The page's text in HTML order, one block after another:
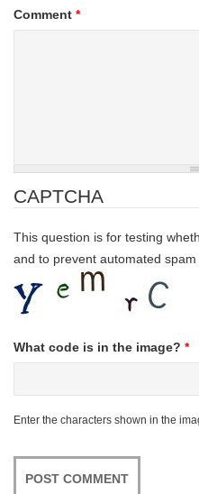
Comment *
CAPTCHA
This question is for testing
and to prevent automated spam
What code is in the image? *
Enter the characters shown in the